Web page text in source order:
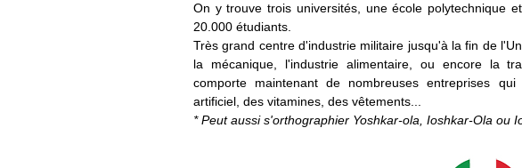
On y trouve trois universités, une école polytechnique
20.000 étudiants.
Très grand centre d'industrie militaire jusqu'à la fin de
la mécanique, l'industrie alimentaire, ou encore la
comporte maintenant de nombreuses entreprises
artificiel, des vitamines, des vêtements...
* Peut aussi s'orthographier Yoshkar-ola, Ioshkar-Ola ou